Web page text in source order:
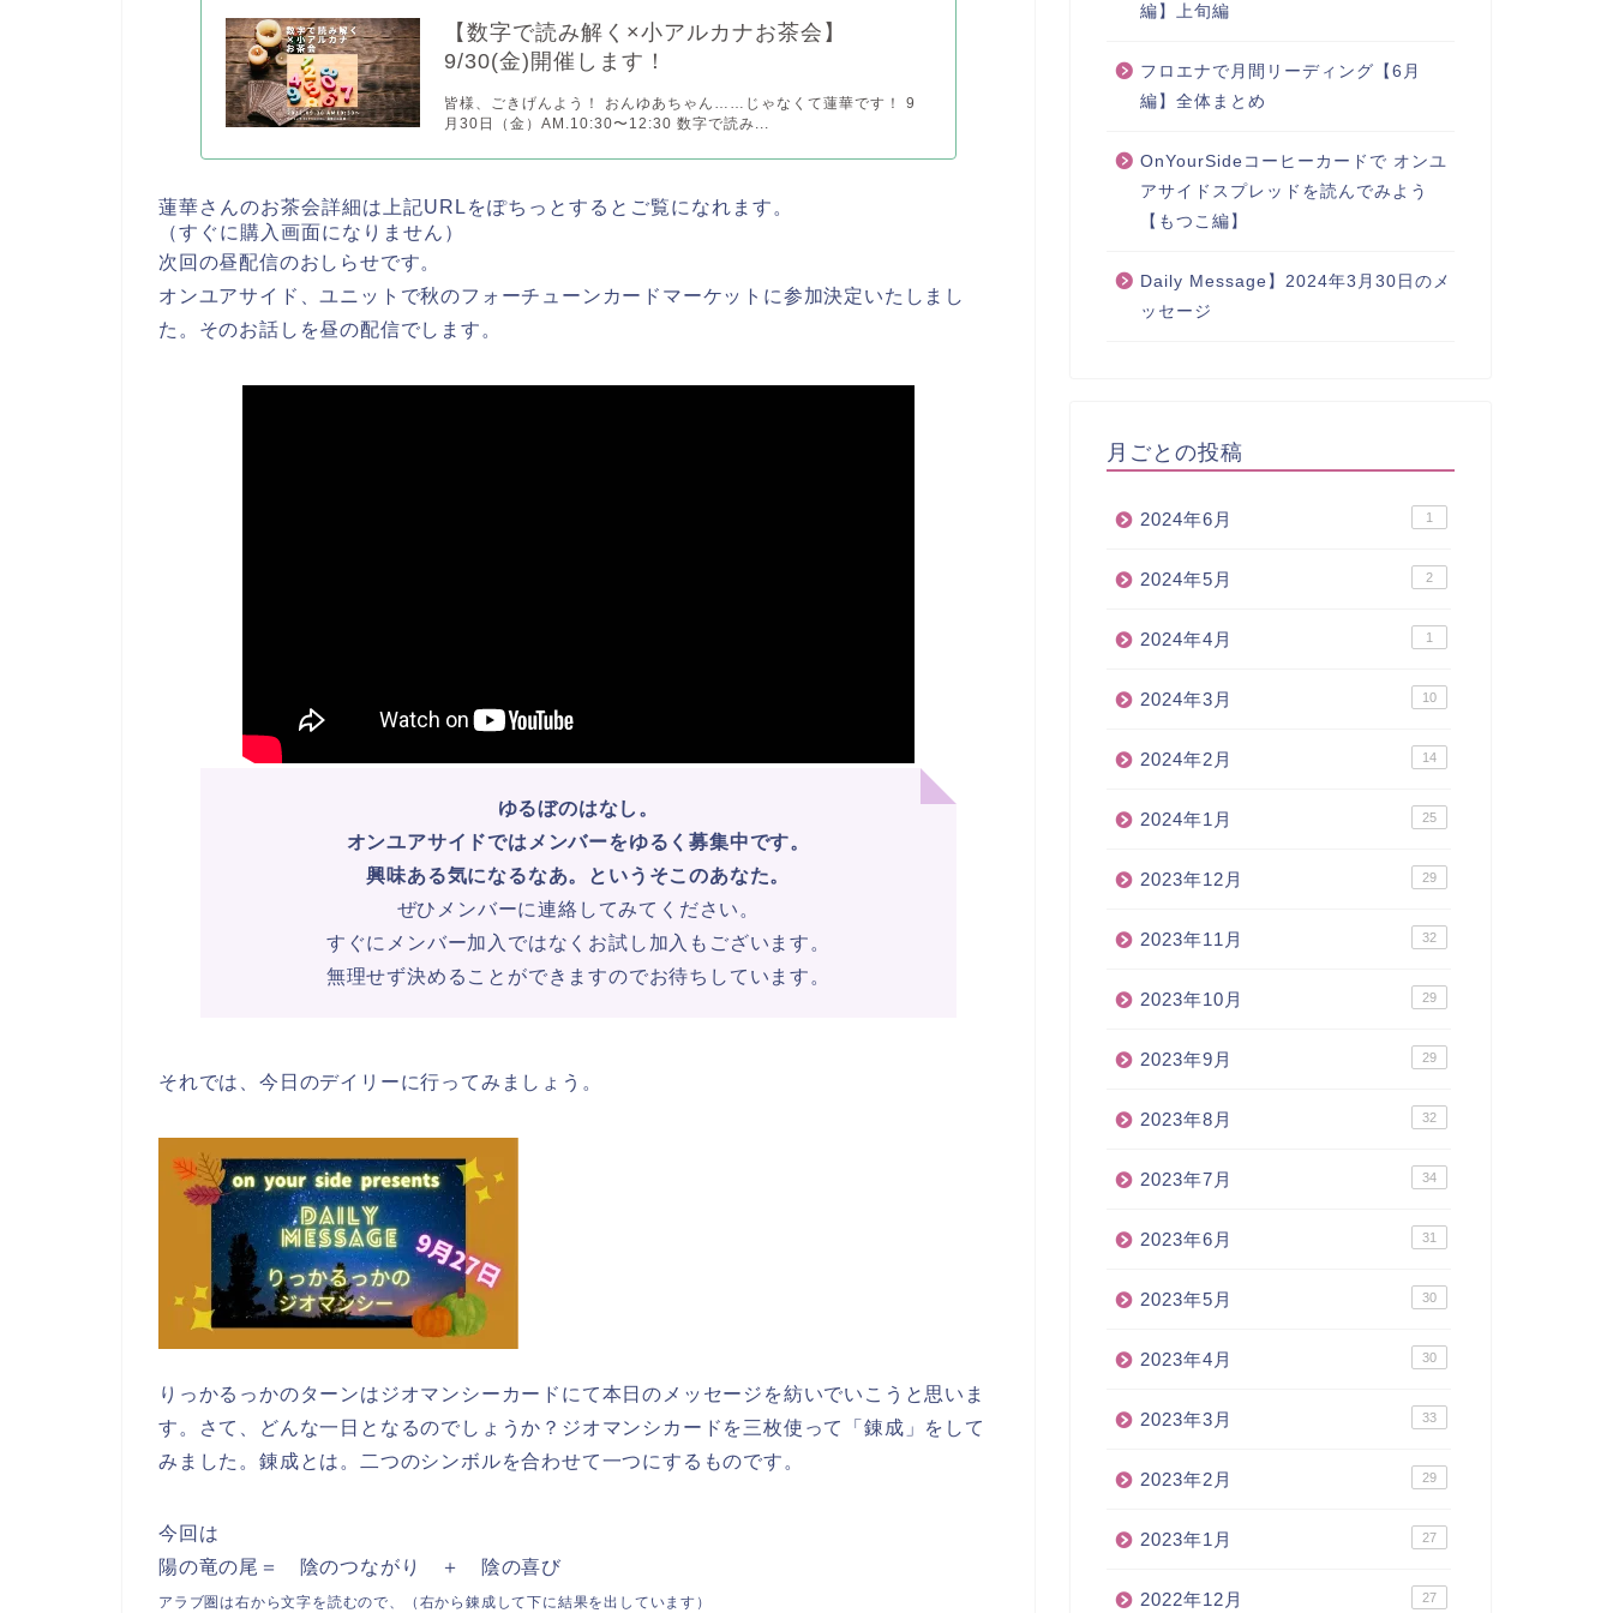
【数字で読み解く×小アルカナお茶会】
9/30(金)開催します！
皆様、ごきげんよう！ おんゆあちゃん……じゃなくて蓮華です！ 9
月30日（金）AM.10:30〜12:30 数字で読み...
蓮華さんのお茶会詳細は上記URLをぽちっとするとご覧になれます。
（すぐに購入画面になりません）
次回の昼配信のおしらせです。
オンユアサイド、ユニットで秋のフォーチューンカードマーケットに参加決定いたしまし
た。そのお話しを昼の配信でします。
ゆるぼのはなし。
オンユアサイドではメンバーをゆるく募集中です。
興味ある気になるなあ。というそこのあなた。
ぜひメンバーに連絡してみてください。
すぐにメンバー加入ではなく お試し加入もございます。
無理せず決めることができますのでお待ちしています。
それでは、今日のデイリーに行ってみましょう。
りっかるっかのターンはジオマンシーカードにて本日のメッセージを紡いでいこうと思いま
す。さて、どんな一日となるのでしょうか？ ジオマンシカードを三枚使って「錬成」をして
みました。 錬成とは。二つのシンボルを合わせて一つにするものです。
今回は
陽の竜の尾＝ 陰のつながり ＋ 陰の喜び
アラブ圏は右から文字を読むので、（右から錬成して下に結果を出しています）
編】上旬編
フロエナで月間リーディング【6月
編】全体まとめ
OnYourSideコーヒーカードで オンユ
アサイドスプレッドを読んでみよう
【もつこ編】
Daily Message】2024年3月30日のメ
ッセージ
月ごとの投稿
2024年6月 1
2024年5月 2
2024年4月 1
2024年3月 10
2024年2月 14
2024年1月 25
2023年12月 29
2023年11月 32
2023年10月 29
2023年9月 29
2023年8月 32
2023年7月 34
2023年6月 31
2023年5月 30
2023年4月 30
2023年3月 33
2023年2月 29
2023年1月 27
2022年12月 27